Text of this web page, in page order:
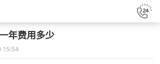
年费用多少
15:54